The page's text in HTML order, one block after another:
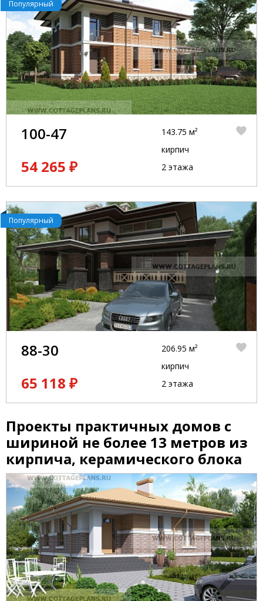
Популярный
100-47
54 265 ₽
143.75 м²
кирпич
2 этажа
Популярный
88-30
65 118 ₽
206.95 м²
кирпич
2 этажа
Проекты практичных домов с
шириной не более 13 метров из
кирпича, керамического блока